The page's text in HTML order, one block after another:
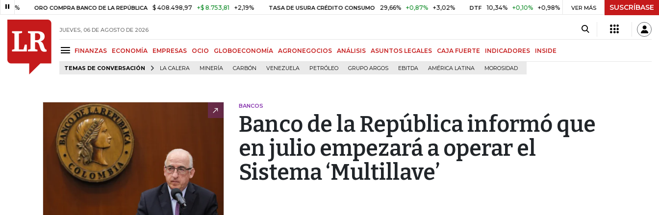
ORO COMPRA BANCO DE LA REPÚBLICA $ 408.498,97 +$ 8.753,81 +2,19% TASA DE USURA CRÉDITO CONSUMO 29,66% +0,87% +3,02% DTF 10,34% +0,10% +0,98% UVR $ 416,86 +$ 0,05 +0,01%
VER MÁS SUSCRÍBASE
JUEVES, 06 DE AGOSTO DE 2026
FINANZAS ECONOMÍA EMPRESAS OCIO GLOBOECONOMÍA AGRONEGOCIOS ANÁLISIS ASUNTOS LEGALES CAJA FUERTE INDICADORES INSIDE
TEMAS DE CONVERSACIÓN LA CALERA MINERÍA CARBÓN VENEZUELA PETRÓLEO GRUPO ARGOS EBITDA AMÉRICA LATINA MOROSIDAD
BANCOS
Banco de la República informó que
en julio empezará a operar el
Sistema ‘Multillave’